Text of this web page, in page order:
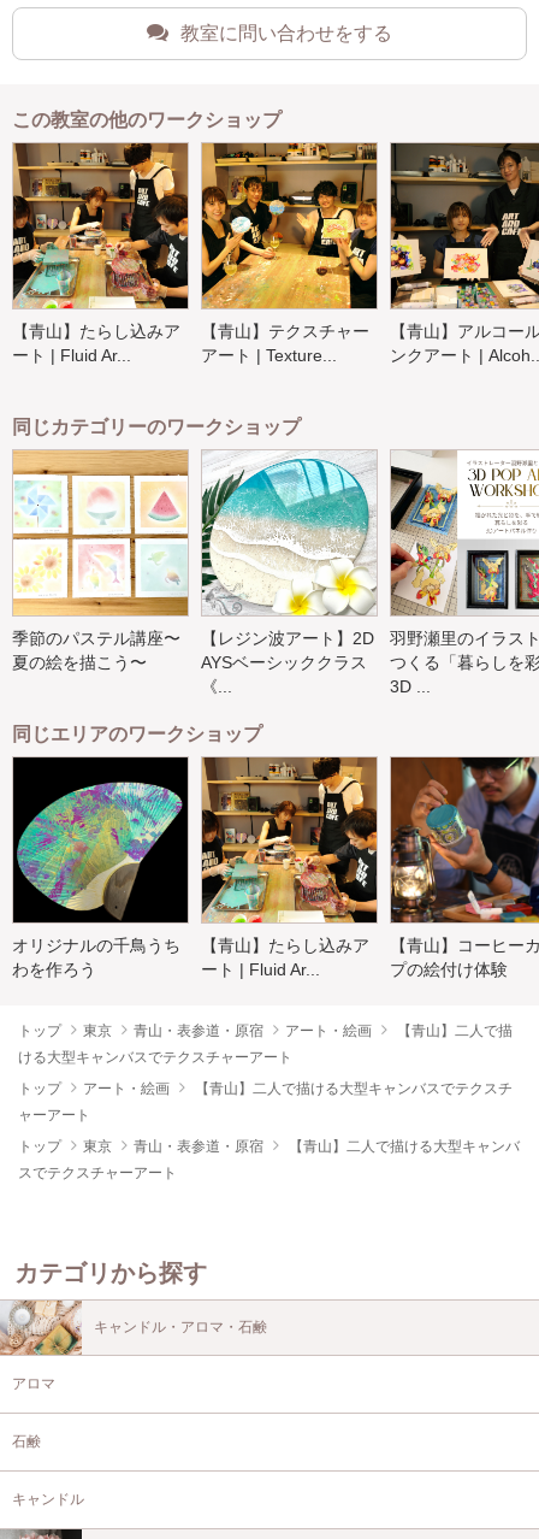
教室に問い合わせをする
この教室の他のワークショップ
【青山】たらし込みア
ート | Fluid Ar...
【青山】テクスチャー
アート | Texture...
【青山】アルコー
ンクアート |
同じカテゴリーのワークショップ
季節のパステル講座〜
夏の絵を描こう〜
【レジン波アート】2D
AYSベーシッククラス
《...
羽野瀬里のイラス
つくる「暮らしを
3D ...
同じエリアのワークショップ
オリジナルの千鳥うち
わを作ろう
【青山】たらし込みア
ート | Fluid Ar...
【青山】コーヒー
プの絵付け体験
トップ 東京 青山・表参道・原宿 アート・絵画
【青山】二人で描
ける大型キャンバスでテクスチャーアート
トップ
アート・絵画
【青山】二人で描ける大型キャンバスでテクスチ
ャーアート
トップ
東京 青山・表参道・原宿
【青山】二人で描ける大型キャンバ
スでテクスチャーアート
カテゴリから探す
キャンドル・アロマ・石鹸
アロマ
石鹸
キャンドル